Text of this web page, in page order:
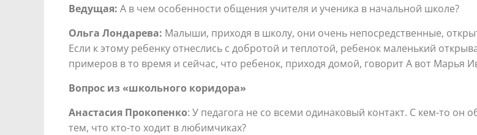
Ведущая: А в чем особенности общения учителя и ученика в начальной школе?
Ольга Лондарева: Малыши, приходя в школу, они очень непосредственные,
Если к этому ребенку отнеслись с добротой и теплотой, ребенок маленький
примеров в то время и сейчас, что ребенок, приходя домой, говорит А вот Марья
Вопрос из «школьного коридора»
Анастасия Прокопенко: У педагога не со всеми одинаковый контакт. С кем-то
тем, что кто-то ходит в любимчиках?